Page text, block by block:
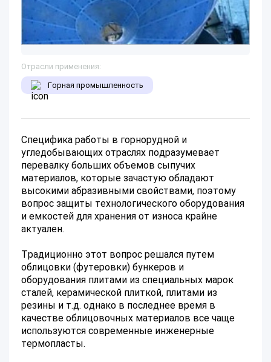
Отрасли применения:
Горная промышленность
Специфика работы в горнорудной и
угледобывающих отраслях подразумевает
перевалку больших объемов сыпучих
материалов, которые зачастую обладают
высокими абразивными свойствами, поэтому
вопрос защиты технологического оборудования
и емкостей для хранения от износа крайне
актуален.
Традиционно этот вопрос решался путем
облицовки (футеровки) бункеров и
оборудования плитами из специальных марок
сталей, керамической плиткой, плитами из
резины и т.д. однако в последнее время в
качестве облицовочных материалов все чаще
используются современные инженерные
термопласты.